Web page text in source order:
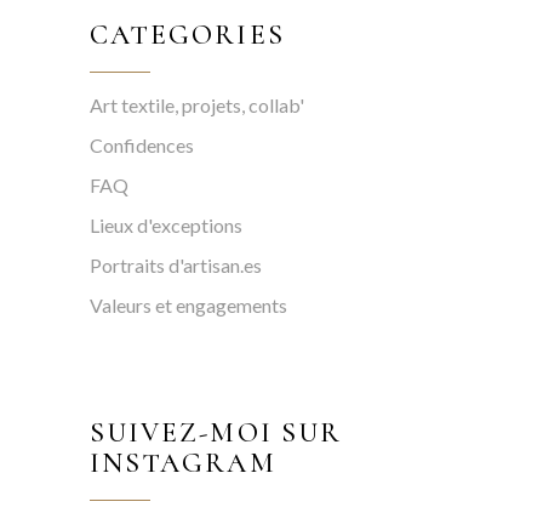
CATEGORIES
Art textile, projets, collab'
Confidences
FAQ
Lieux d'exceptions
Portraits d'artisan.es
Valeurs et engagements
SUIVEZ-MOI SUR
INSTAGRAM